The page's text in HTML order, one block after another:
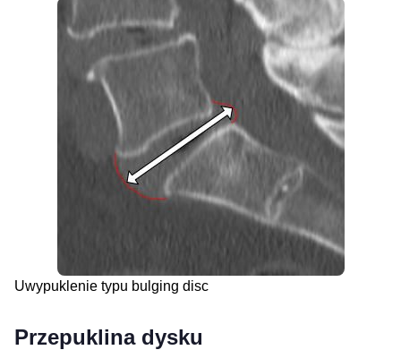
Uwypuklenie typu bulging disc
Przepuklina dysku